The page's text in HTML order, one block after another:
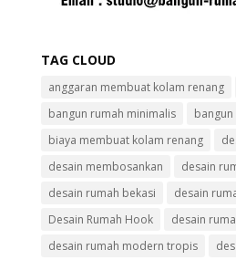
TAG CLOUD
anggaran membuat kolam renang
bangun rumah minimalis
biaya membuat kolam renang
desain membosankan
desain
desain rumah bekasi
desain
Desain Rumah Hook
desain
desain rumah modern tropis